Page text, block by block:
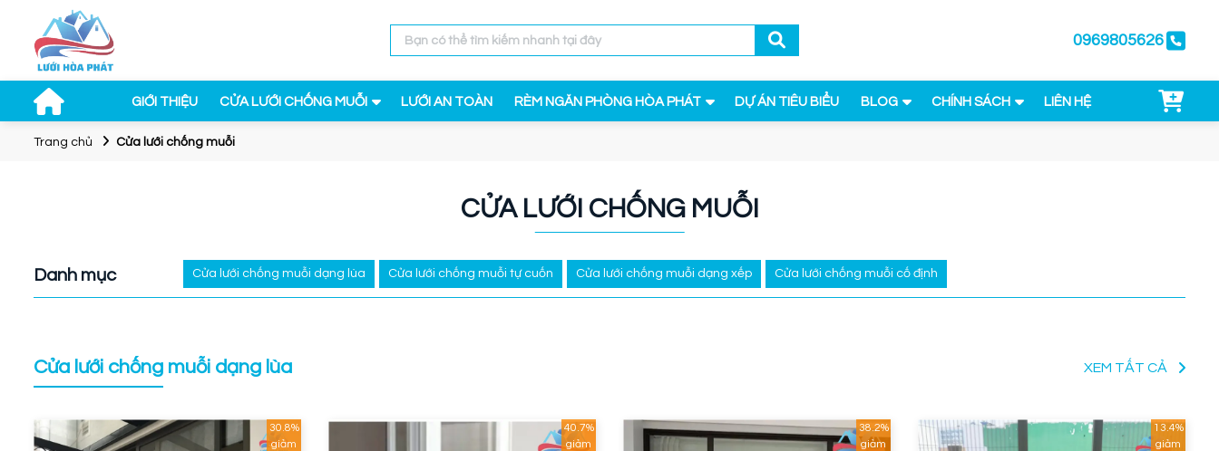
0969805626
GIỚI THIỆU CỬA LƯỚI CHỐNG MUỖI LƯỚI AN TOÀN RÈM NGĂN PHÒNG HÒA PHÁT DỰ ÁN TIÊU BIỂU BLOG CHÍNH SÁCH LIÊN HỆ
Trang chủ Cửa lưới chống muỗi
CỬA LƯỚI CHỐNG MUỖI
Danh mục Cửa lưới chống muỗi dạng lùa Cửa lưới chống muỗi tự cuốn Cửa lưới chống muỗi dạng xếp Cửa lưới chống muỗi cố định
Cửa lưới chống muỗi dạng lùa
30.8%
giảm
40.7%
giảm
38.2%
giảm
13.4%
giảm
XEM TẤT CẢ